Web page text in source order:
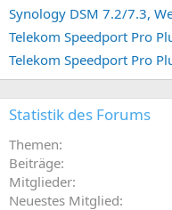
Telekom Speedport Pro
Telekom Speedport Pro
Statistik des Forums
Themen
Beiträge
Mitglieder
Neuestes Mitglied